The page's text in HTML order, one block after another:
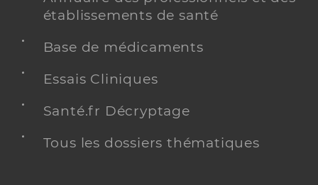
établissements de santé
Base de médicaments
Essais Cliniques
Santé.fr Décryptage
Tous les dossiers thématiques